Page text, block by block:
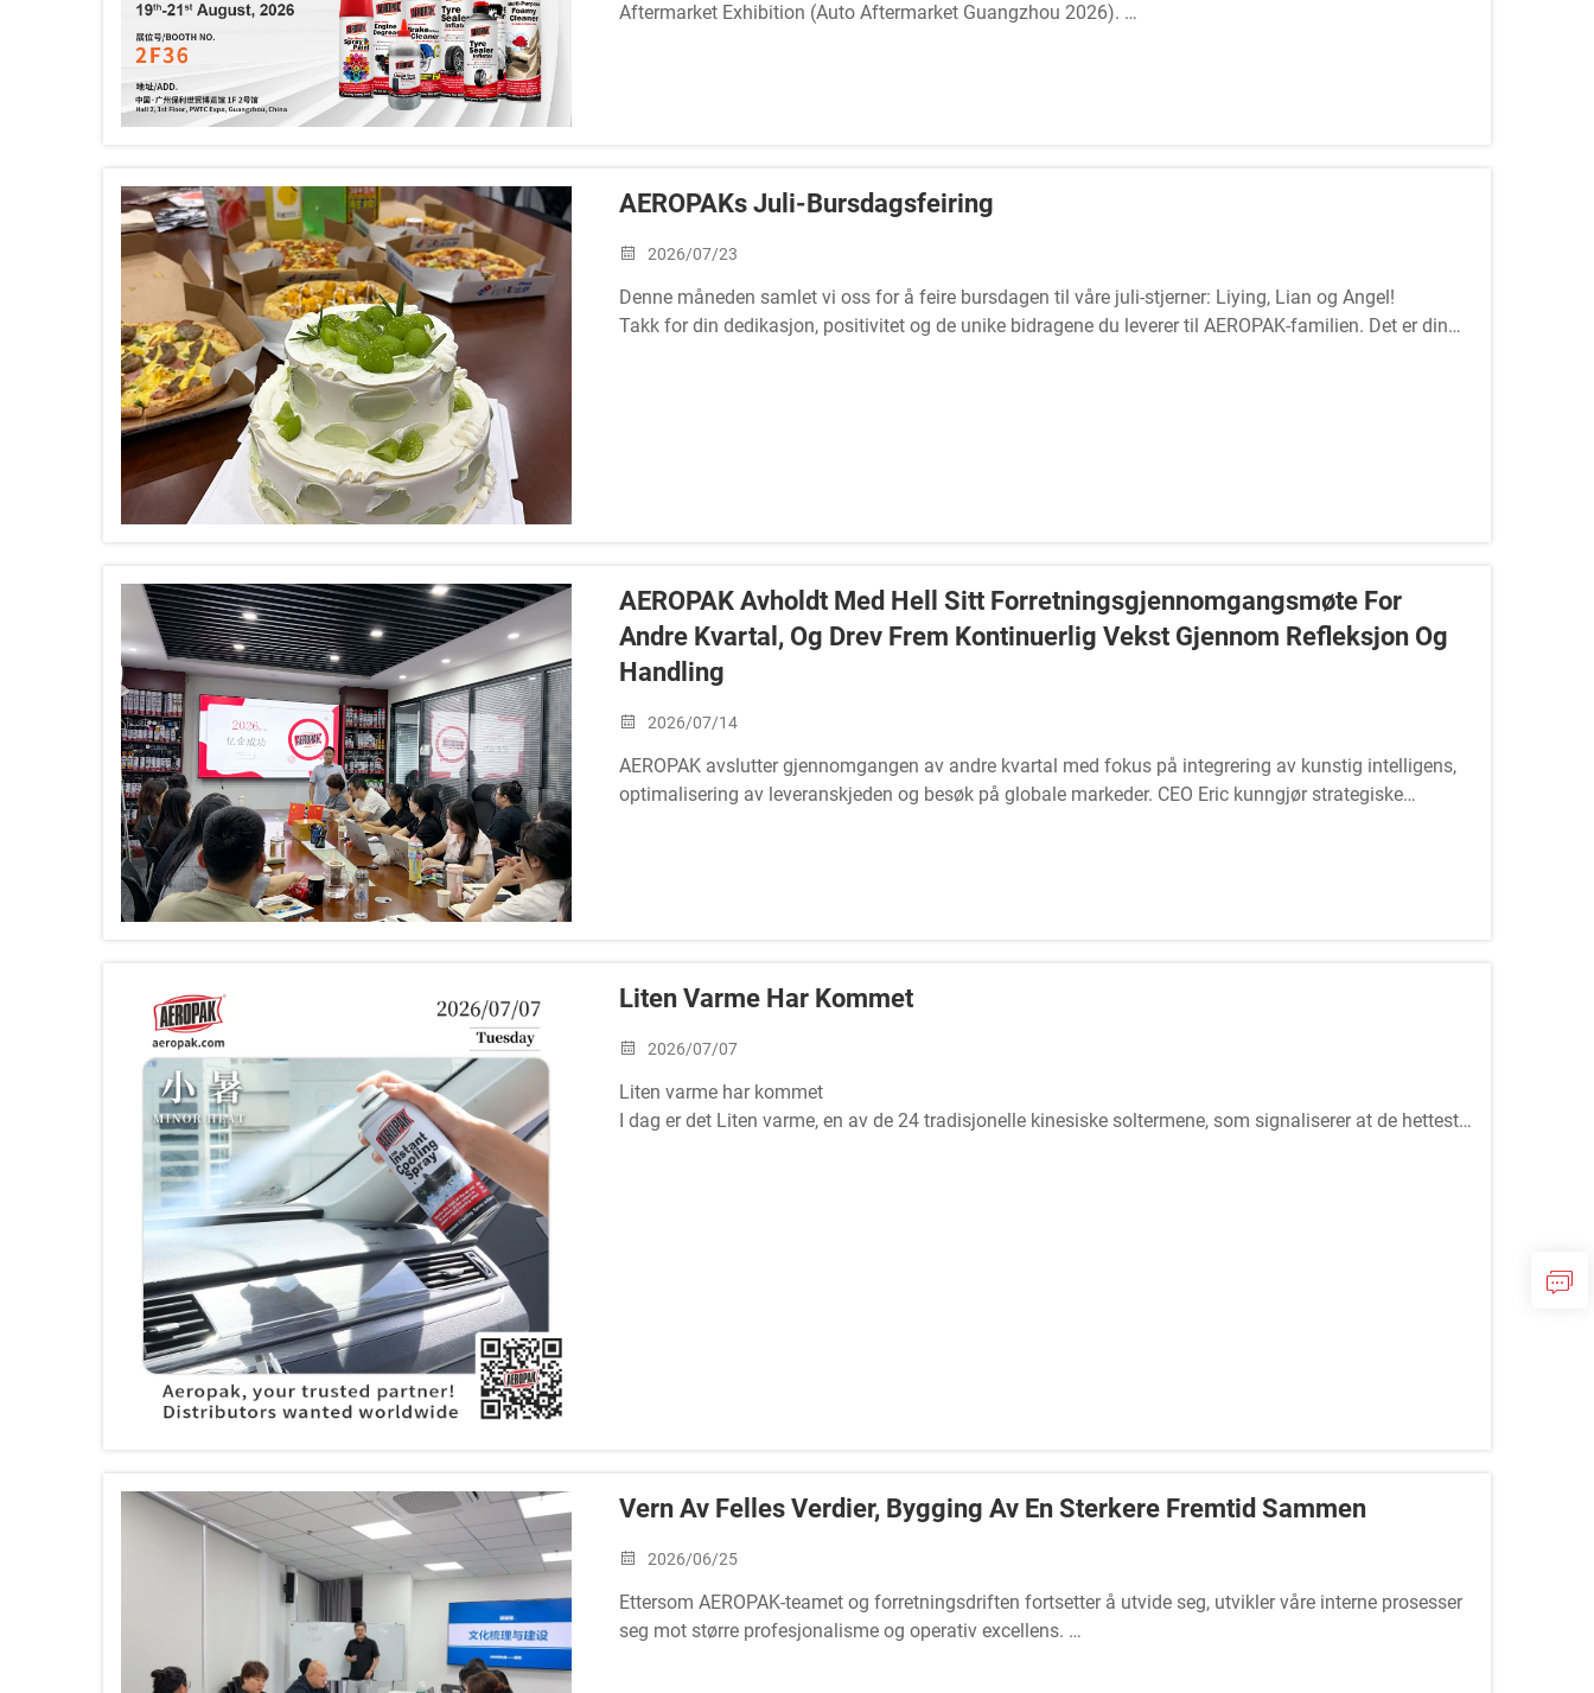
Aftermarket Exhibition (Auto Aftermarket Guangzhou 2026).
AEROPAKs Juli-Bursdagsfeiring
2026/07/23
Denne måneden samlet vi oss for å feire bursdagen til våre juli-stjerner: Liying, Lian og Angel!
Takk for din dedikasjon, positivitet og de unike bidragene du leverer til AEROPAK-familien. Det er din
AEROPAK Avholdt Med Hell Sitt Forretningsgjennomgangsmøte For
Andre Kvartal, Og Drev Frem Kontinuerlig Vekst Gjennom Refleksjon Og
Handling
2026/07/14
AEROPAK avslutter gjennomgangen av andre kvartal med fokus på integrering av kunstig intelligens,
optimalisering av leveranskjeden og besøk på globale markeder. CEO Eric kunngjør strategiske
Liten Varme Har Kommet
2026/07/07
Liten varme har kommet
I dag er det Liten varme, en av de 24 tradisjonelle kinesiske soltermene, som signaliserer at de hetteste
Vern Av Felles Verdier, Bygging Av En Sterkere Fremtid Sammen
2026/06/25
Ettersom AEROPAK-teamet og forretningsdriften fortsetter å utvide seg, utvikler våre interne prosesser
seg mot større profesjonalisme og operativ excellens.